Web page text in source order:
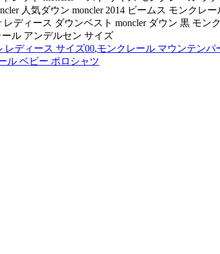
人気ダウン moncler 2014 ビームス モンクレ
ディース ダウンベスト moncler ダウン 黒 モン
ル アンデルセン サイズ
レディース サイズ00,モンクレール マウンテンパ
ル ベビー ポロシャツ